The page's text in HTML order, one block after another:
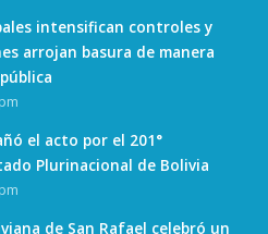
intensifican controles y
arrojan basura de manera
el acto por el 201°
Plurinacional de Bolivia
de San Rafael celebró un